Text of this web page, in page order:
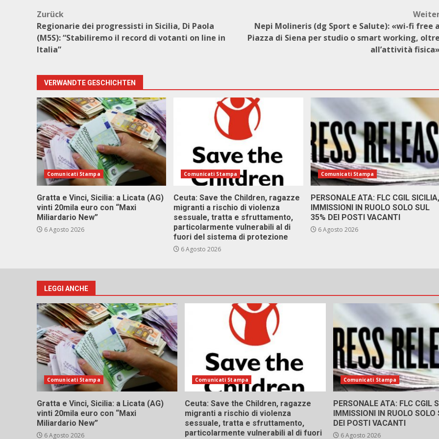
Beitragsnavigation
Zurück
Regionarie dei progressisti in Sicilia, Di Paola
(M5S): “Stabiliremo il record di votanti on line in
Italia”
Nepi Molineris (dg Sport e Salute): «wi-fi free a
Piazza di Siena per studio o smart working, oltre
all’attività fisica»
VERWANDTE GESCHICHTEN
Comunicati Stampa
Gratta e Vinci, Sicilia: a Licata (AG)
vinti 20mila euro con “Maxi
Miliardario New”
6 Agosto 2026
Comunicati Stampa
Ceuta: Save the Children, ragazze
migranti a rischio di violenza
sessuale, tratta e sfruttamento,
particolarmente vulnerabili al di
fuori del sistema di protezione
6 Agosto 2026
Comunicati Stampa
PERSONALE ATA: FLC CGIL SICILIA,
IMMISSIONI IN RUOLO SOLO SUL
35% DEI POSTI VACANTI
6 Agosto 2026
LEGGI ANCHE
Comunicati Stampa
Gratta e Vinci, Sicilia: a Licata (AG)
vinti 20mila euro con “Maxi
Miliardario New”
6 Agosto 2026
Comunicati Stampa
Ceuta: Save the Children, ragazze
migranti a rischio di violenza
sessuale, tratta e sfruttamento,
particolarmente vulnerabili al di fuori
Comunicati Stampa
PERSONALE ATA: FLC CGIL
IMMISSIONI IN RUOLO SOLO
DEI POSTI VACANTI
6 Agosto 2026